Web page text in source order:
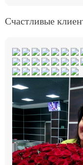
Счастливые